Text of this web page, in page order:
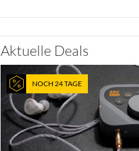
Aktuelle Deals
NOCH 24 TAGE